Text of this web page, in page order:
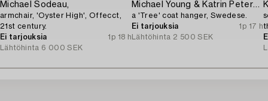
Michael Sodeau,
armchair, 'Oyster High', Offecct,
21st century.
Ei tarjouksia
1p 18 h
Lähtöhinta 6 000 SEK
Michael Young & Katrin Petersdottir,
a 'Tree' coat hanger, Swedese.
Ei tarjouksia
1p 17 h
Lähtöhinta 2 500 SEK